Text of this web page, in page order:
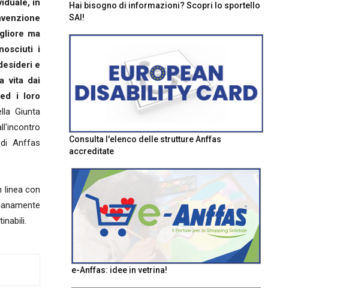
in
ma
i
e
vita dai
i loro
Giunta
Anffas
linea con
Hai bisogno di informazioni? Scopri lo sportello
SAI!
Consulta l'elenco delle strutture Anffas
accreditate
e-Anffas: idee in vetrina!